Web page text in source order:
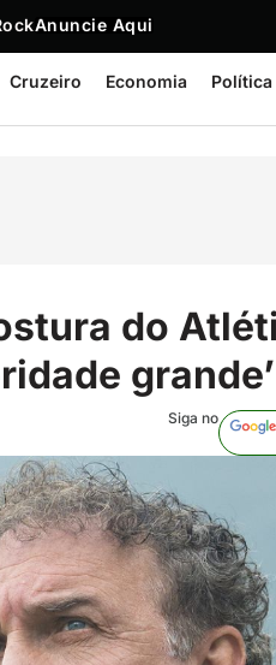
Anuncie Aqui
Cruzeiro Economia Política
do
grande’
Siga no